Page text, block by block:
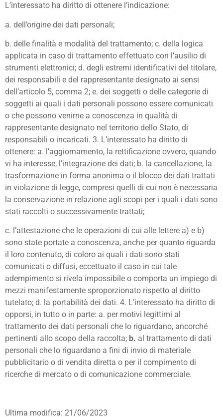
L’interessato ha diritto di ottenere l’indicazione:
a. dell’origine dei dati personali;
b. delle finalità e modalità del trattamento; c. della logica
applicata in caso di trattamento effettuato con l’ausilio di
strumenti elettronici; d. degli estremi identificativi del titolare,
dei responsabili e del rappresentante designato ai sensi
dell’articolo 5, comma 2; e. dei soggetti o delle categorie di
soggetti ai quali i dati personali possono essere comunicati
o che possono venirne a conoscenza in qualità di
rappresentante designato nel territorio dello Stato, di
responsabili o incaricati. 3. L’interessato ha diritto di
ottenere: a. l’aggiornamento, la rettificazione ovvero, quando
vi ha interesse, l’integrazione dei dati; b. la cancellazione, la
trasformazione in forma anonima o il blocco dei dati trattati
in violazione di legge, compresi quelli di cui non è necessaria
la conservazione in relazione agli scopi per i quali i dati sono
stati raccolti o successivamente trattati;
c. l’attestazione che le operazioni di cui alle lettere a) e b)
sono state portate a conoscenza, anche per quanto riguarda
il loro contenuto, di coloro ai quali i dati sono stati
comunicati o diffusi, eccettuato il caso in cui tale
adempimento si rivela impossibile o comporta un impiego di
mezzi manifestamente sproporzionato rispetto al diritto
tutelato; d. la portabilità dei dati. 4. L’interessato ha diritto di
opporsi, in tutto o in parte: a. per motivi legittimi al
trattamento dei dati personali che lo riguardano, ancorché
pertinenti allo scopo della raccolta; b. al trattamento di dati
personali che lo riguardano a fini di invio di materiale
pubblicitario o di vendita diretta o per il compimento di
ricerche di mercato o di comunicazione commerciale.
Ultima modifica: 21/06/2023